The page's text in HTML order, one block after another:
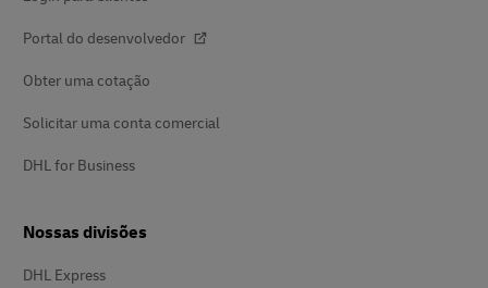
Portal do desenvolvedor
Obter uma cotação
Solicitar uma conta comercial
DHL for Business
Nossas divisões
DHL Express